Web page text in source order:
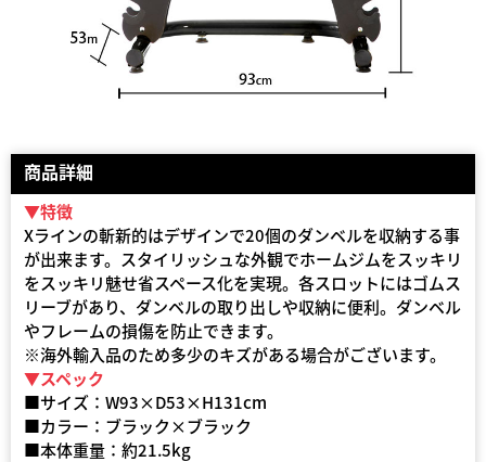
商品詳細
▼特徴
Xラインの斬新的はデザインで20個のダンベルを収納する事
が出来ます。スタイリッシュな外観でホームジムをスッキリ
をスッキリ魅せ省スペース化を実現。各スロットにはゴムス
リーブがあり、ダンベルの取り出しや収納に便利。ダンベル
やフレームの損傷を防止できます。
※海外輸入品のため多少のキズがある場合がございます。
▼スペック
■サイズ：W93×D53×H131cm
■カラー：ブラック×ブラック
■本体重量：約21.5kg